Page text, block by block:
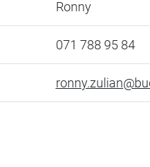
Ronny
071 788 95 84